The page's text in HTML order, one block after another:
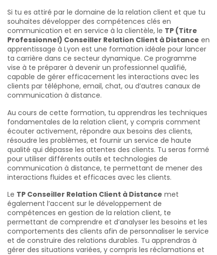
Si tu es attiré par le domaine de la relation client et que tu
souhaites développer des compétences clés en
communication et en service à la clientèle, le TP (Titre
Professionnel) Conseiller Relation Client à Distance en
apprentissage à Lyon est une formation idéale pour lancer
ta carrière dans ce secteur dynamique. Ce programme
vise à te préparer à devenir un professionnel qualifié,
capable de gérer efficacement les interactions avec les
clients par téléphone, email, chat, ou d’autres canaux de
communication à distance.
Au cours de cette formation, tu apprendras les techniques
fondamentales de la relation client, y compris comment
écouter activement, répondre aux besoins des clients,
résoudre les problèmes, et fournir un service de haute
qualité qui dépasse les attentes des clients. Tu seras formé
pour utiliser différents outils et technologies de
communication à distance, te permettant de mener des
interactions fluides et efficaces avec les clients.
Le TP Conseiller Relation Client à Distance met
également l’accent sur le développement de
compétences en gestion de la relation client, te
permettant de comprendre et d’analyser les besoins et les
comportements des clients afin de personnaliser le service
et de construire des relations durables. Tu apprendras à
gérer des situations variées, y compris les réclamations et